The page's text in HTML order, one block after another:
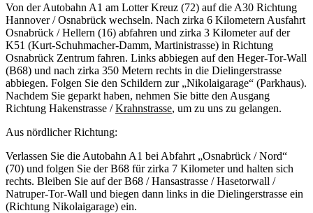
Von der Autobahn A1 am Lotter Kreuz (72) auf die A30 Richtung
Hannover / Osnabrück wechseln. Nach zirka 6 Kilometern Ausfahrt
Osnabrück / Hellern (16) abfahren und zirka 3 Kilometer auf der
K51 (Kurt-Schuhmacher-Damm, Martinistrasse) in Richtung
Osnabrück Zentrum fahren. Links abbiegen auf den Heger-Tor-Wall
(B68) und nach zirka 350 Metern rechts in die Dielingerstrasse
abbiegen. Folgen Sie den Schildern zur „Nikolaigarage“ (Parkhaus).
Nachdem Sie geparkt haben, nehmen Sie bitte den Ausgang
Richtung Hakenstrasse /Krahnstrasse, um zu uns zu gelangen.
Aus nördlicher Richtung:
Verlassen Sie die Autobahn A1 bei Abfahrt „Osnabrück / Nord“
(70) und folgen Sie der B68 für zirka 7 Kilometer und halten sich
rechts. Bleiben Sie auf der B68 / Hansastrasse / Hasetorwall /
Natruper-Tor-Wall und biegen dann links in die Dielingerstrasse ein
(Richtung Nikolaigarage) ein.